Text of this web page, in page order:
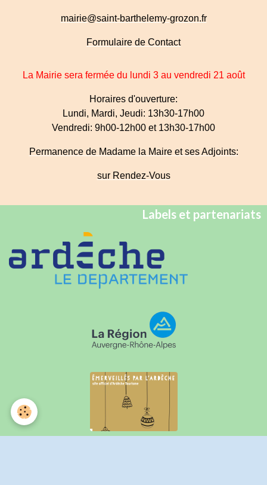
mairie@saint-barthelemy-grozon.fr
Formulaire de Contact
La Mairie sera fermée du lundi 3 au vendredi 21 août
Horaires d'ouverture:
Lundi, Mardi, Jeudi: 13h30-17h00
Vendredi: 9h00-12h00 et 13h30-17h00
Permanence de Madame la Maire et ses Adjoints:
sur Rendez-Vous
Labels et partenariats